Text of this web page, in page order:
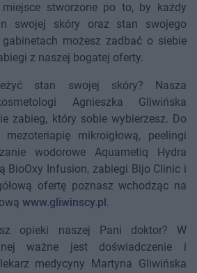
stworzone po to, by każdy
swojej skóry oraz stan swojego
możesz zadbać o siebie
z naszej bogatej oferty.
stan swojej skóry? Nasza
Agnieszka Gliwińska
zabieg, który sobie wybierzesz. Do
mikroigłową, peelingi
wodorowe Aquametiq Hydra
BioOxy Infusion, zabiegi Bijo Clinic i
ofertę poznasz wchodząc na
www.gliwinscy.pl .
opieki naszej Pani doktor? W
ważne jest doświadczenie i
medycyny Martyna Gliwińska